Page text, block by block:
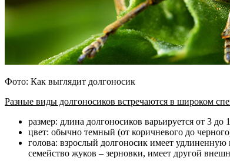
Фото: Как выглядит долгоносик
Разные виды долгоносиков встречаются в широком
размер: длина долгоносиков варьируется от 3
цвет: обычно темный (от коричневого до
голова: взрослый долгоносик имеет
семейство жуков – зерновки, имеет другой